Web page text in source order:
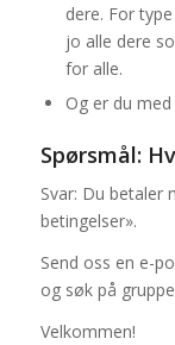
dere. For
jo alle dere
for alle.
Og er du
Spørsmål:
Svar: Du betaler
betingelser».
Send oss en e-
og søk på
Velkommen!